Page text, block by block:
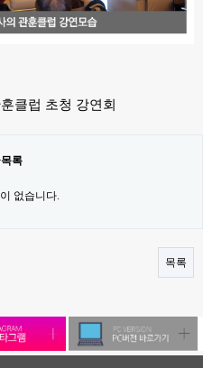
클럽 초청 강연회
록
없습니다.
목록